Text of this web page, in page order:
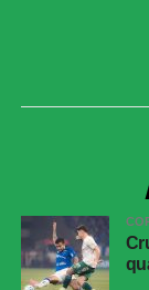
Data:08 de
FICHA
TÉCNICA
Placar